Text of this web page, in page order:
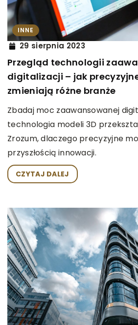
INNE
29 sierpnia 2023
Przegląd technologii
digitalizacji – jak
zmieniają różne branże
Zbadaj moc zaawansowanej
technologia modeli 3D
Zrozum, dlaczego precyzyjne
przyszłością innowacji.
CZYTAJ DALEJ